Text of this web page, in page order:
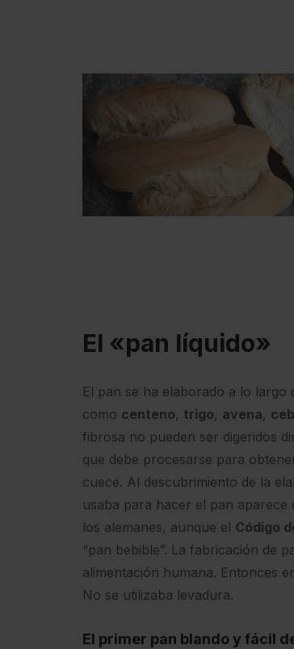
El «pan líquido»
El pan se ha elaborado a lo
como centeno, trigo, avena,
fibrosa no pueden ser digeridos
que debe procesarse para
cuece. Al descubrimiento de la
usaba para hacer el pan aparece
los alemanes, aunque el Código
“pan bebible”. La fabricación de
alimentación humana. Entonces
No se utilizaba levadura.
El primer pan blando y fácil